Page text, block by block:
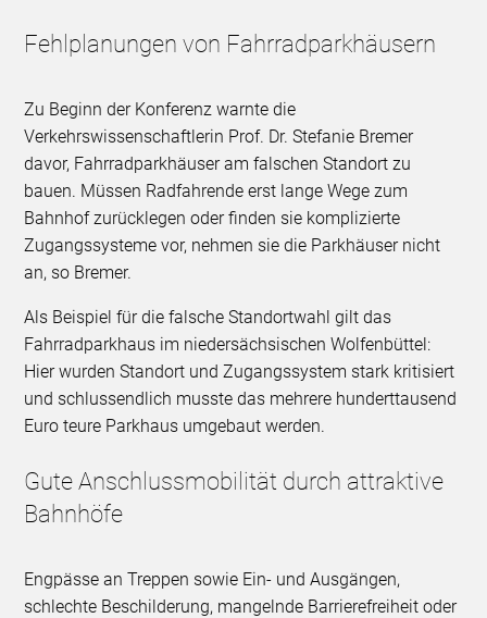
Fehlplanungen von Fahrradparkhäusern
Zu Beginn der Konferenz warnte die
Verkehrswissenschaftlerin Prof. Dr. Stefanie Bremer
davor, Fahrradparkhäuser am falschen Standort zu
bauen. Müssen Radfahrende erst lange Wege zum
Bahnhof zurücklegen oder finden sie komplizierte
Zugangssysteme vor, nehmen sie die Parkhäuser nicht
an, so Bremer.
Als Beispiel für die falsche Standortwahl gilt das
Fahrradparkhaus im niedersächsischen Wolfenbüttel:
Hier wurden Standort und Zugangssystem stark kritisiert
und schlussendlich musste das mehrere hunderttausend
Euro teure Parkhaus umgebaut werden.
Gute Anschlussmobilität durch attraktive
Bahnhöfe
Engpässe an Treppen sowie Ein- und Ausgängen,
schlechte Beschilderung, mangelnde Barrierefreiheit oder